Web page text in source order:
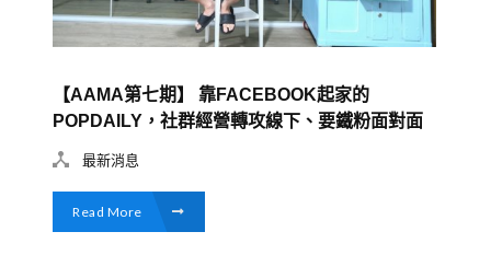
【AAMA第七期】 靠FACEBOOK起家的
POPDAILY，社群經營轉攻線下、要鐵粉面對面
最新消息
Read More